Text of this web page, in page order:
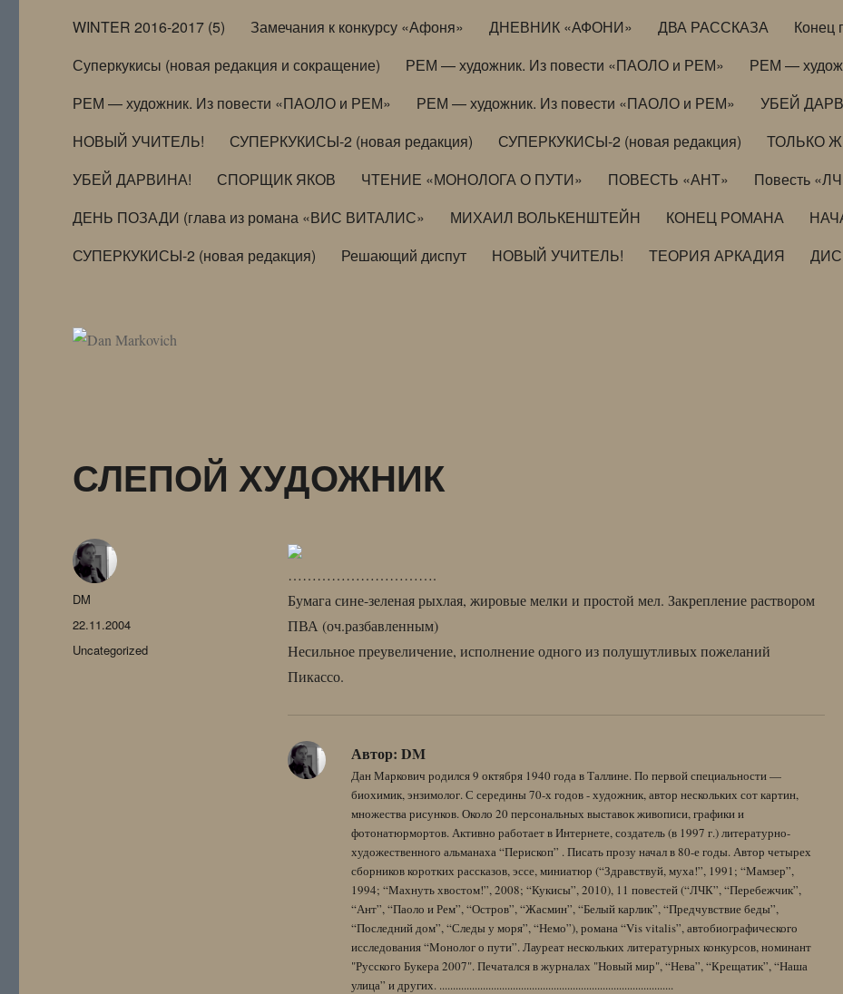
WINTER 2016-2017 (5)
Замечания к конкурсу «Афоня» ДНЕВНИК «АФОНИ» ДВА РАССКАЗА Конец
Суперкукисы (новая редакция и сокращение)
РЕМ — художник. Из повести «ПАОЛО и РЕМ»
РЕМ —
РЕМ — художник. Из повести «ПАОЛО и РЕМ»
РЕМ — художник. Из повести «ПАОЛО и РЕМ» УБЕЙ
НОВЫЙ УЧИТЕЛЬ!
СУПЕРКУКИСЫ-2 (новая редакция) СУПЕРКУКИСЫ-2 (новая редакция) ТОЛЬКО
УБЕЙ ДАРВИНА!
СПОРЩИК ЯКОВ ЧТЕНИЕ «МОНОЛОГА О ПУТИ» ПОВЕСТЬ «АНТ»
Повесть
ДЕНЬ ПОЗАДИ (глава из романа «ВИС ВИТАЛИС»
МИХАИЛ ВОЛЬКЕНШТЕЙН КОНЕЦ РОМАНА
СУПЕРКУКИСЫ-2 (новая редакция)
Решающий диспут НОВЫЙ УЧИТЕЛЬ! ТЕОРИЯ АРКАДИЯ
СЛЕПОЙ ХУДОЖНИК
………………………….
Бумага сине-зеленая рыхлая, жировые мелки и простой мел. Закрепление раствором
ПВА (оч.разбавленным)
Несильное преувеличение, исполнение одного из полушутливых пожеланий
Пикассо.
Автор: DM
Дан Маркович родился 9 октября 1940 года в Таллине. По первой специальности —
биохимик, энзимолог. С середины 70-х годов - художник, автор нескольких сот картин,
множества рисунков. Около 20 персональных выставок живописи, графики и
фотонатюрмортов. Активно работает в Интернете, создатель (в 1997 г.) литературно-
художественного альманаха “Перископ” . Писать прозу начал в 80-е годы. Автор четырех
сборников коротких рассказов, эссе, миниатюр (“Здравствуй, муха!”, 1991; “Мамзер”,
1994; “Махнуть хвостом!”, 2008; “Кукисы”, 2010), 11 повестей (“ЛЧК”, “Перебежчик”,
“Ант”, “Паоло и Рем”, “Остров”, “Жасмин”, “Белый карлик”, “Предчувствие беды”,
“Последний дом”, “Следы у моря”, “Немо”), романа “Vis vitalis”, автобиографического
исследования “Монолог о пути”. Лауреат нескольких литературных конкурсов, номинант
"Русского Букера 2007". Печатался в журналах "Новый мир", “Нева”, “Крещатик”, “Наша
улица” и других. ......................................................................................
Автор
DM
Опубликовано
22.11.2004
Рубрики
Uncategorized